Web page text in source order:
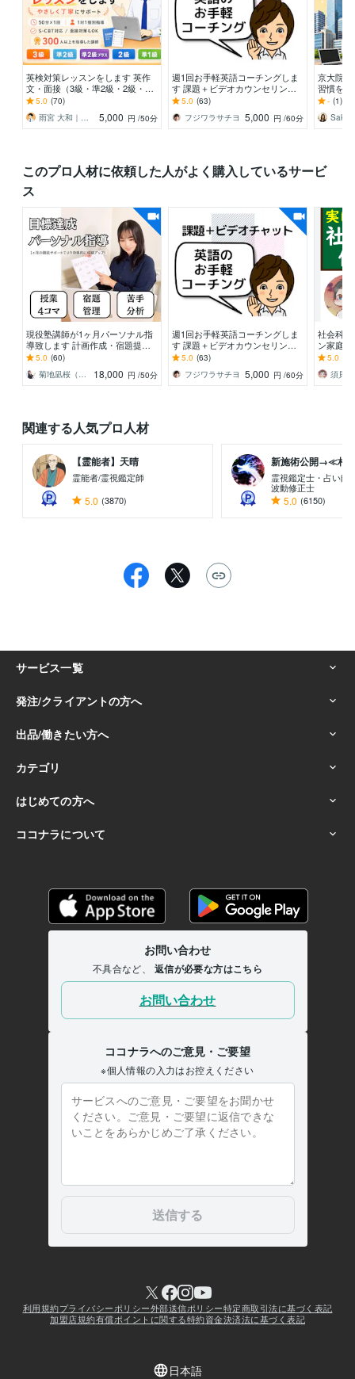
英検対策レッスンをします 英作
文・面接（3級・準2級・2級・準
1級）・S-CBTも対応
5.0 (70)
5,000 円 /50分
週1回お手軽英語コーチングしま
す 課題＋ビデオカウンセリング
で質疑応答＋軌道修正
5.0 (63)
フジワラサチヨ 5,000 円 /60分
京大院
習慣を
院・
ネス英語
- (1)
このプロ人材に依頼した人がよく購入しているサービ
ス
現役塾講師が1ヶ月パーソナル指
導致します 計画作成・宿題提
供・到達度チェックまでまるっと
5.0 (60)
菊地凪桜（なぎさ）＠なぎさ算数研究所
18,000 円 /50分
週1回お手軽英語コーチングしま
す 課題＋ビデオカウンセリング
で質疑応答＋軌道修正
5.0 (63)
フジワラサチヨ 5,000 円 /60分
社会科★
ン家庭
際に作
よる「
5.0
須貝
関連する人気プロ人材
【霊能者】天晴
霊能者/霊視鑑定師
5.0 (3870)
新施術公開→≪相
霊視鑑定士・占い師
波動修正士
5.0 (6150)